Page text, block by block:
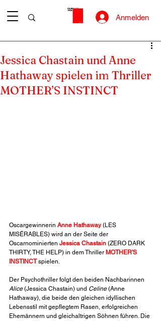
Anmelden
Jessica Chastain und Anne
Hathaway spielen im Thriller
MOTHER’S INSTINCT
Oscargewinnerin Anne Hathaway (LES
MISÉRABLES) wird an der Seite der
Oscarnominierten Jessica Chastain (ZERO DARK
THIRTY, THE HELP) in dem Thriller MOTHER'S
INSTINCT spielen.
Der Psychothriller folgt den beiden Nachbarinnen
Alice (Jessica Chastain) und Celine (Anne
Hathaway), die beide den gleichen idyllischen
Lebensstil mit gepflegtem Rasen, erfolgreichen
Ehemännern und gleichaltrigen Söhnen führen. Die